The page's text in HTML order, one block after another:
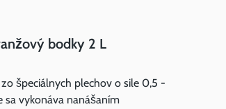
bodky 2 L
špeciálnych plechov o sile 0,5 -
sa vykonáva nanášaním